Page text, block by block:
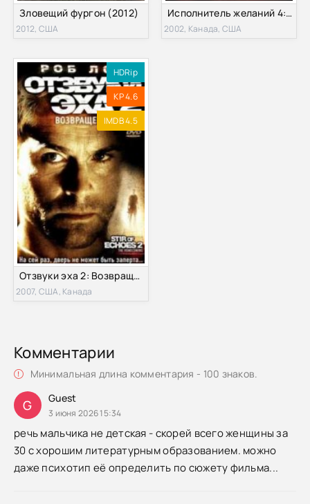
Зловещий фургон (2012)
2012, США
Исполнитель желаний 4: Пророчество сбылось (2002)
2002, Канада, США
HDRip
KP 4.6
IMDB 4.5
Отзвуки эха 2: Возвращение (2007)
2007, США, Канада
Комментарии
Минимальная длина комментария - 100 знаков.
G Guest
3 июня 2026 15:34
речь мальчика не детская - скорей всего женщины за
30 с хорошим литературным образованием. можно
даже психотип её определить по сюжету фильма...